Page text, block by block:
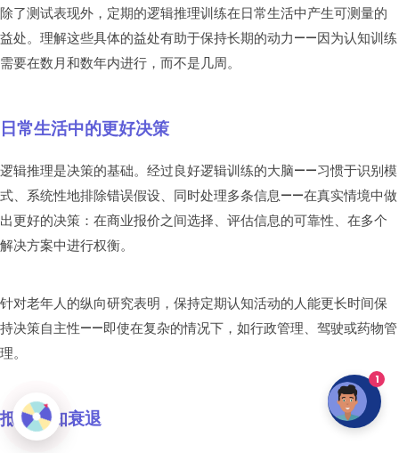
除了测试表现外，定期的逻辑推理训练在日常生活中产生可测量的
益处。理解这些具体的益处有助于保持长期的动力——因为认知训练
需要在数月和数年内进行，而不是几周。
日常生活中的更好决策
逻辑推理是决策的基础。经过良好逻辑训练的大脑——习惯于识别模
式、系统性地排除错误假设、同时处理多条信息——在真实情境中做
出更好的决策：在商业报价之间选择、评估信息的可靠性、在多个
解决方案中进行权衡。
针对老年人的纵向研究表明，保持定期认知活动的人能更长时间保
持决策自主性——即使在复杂的情况下，如行政管理、驾驶或药物管
理。
抵抗认知衰退
1